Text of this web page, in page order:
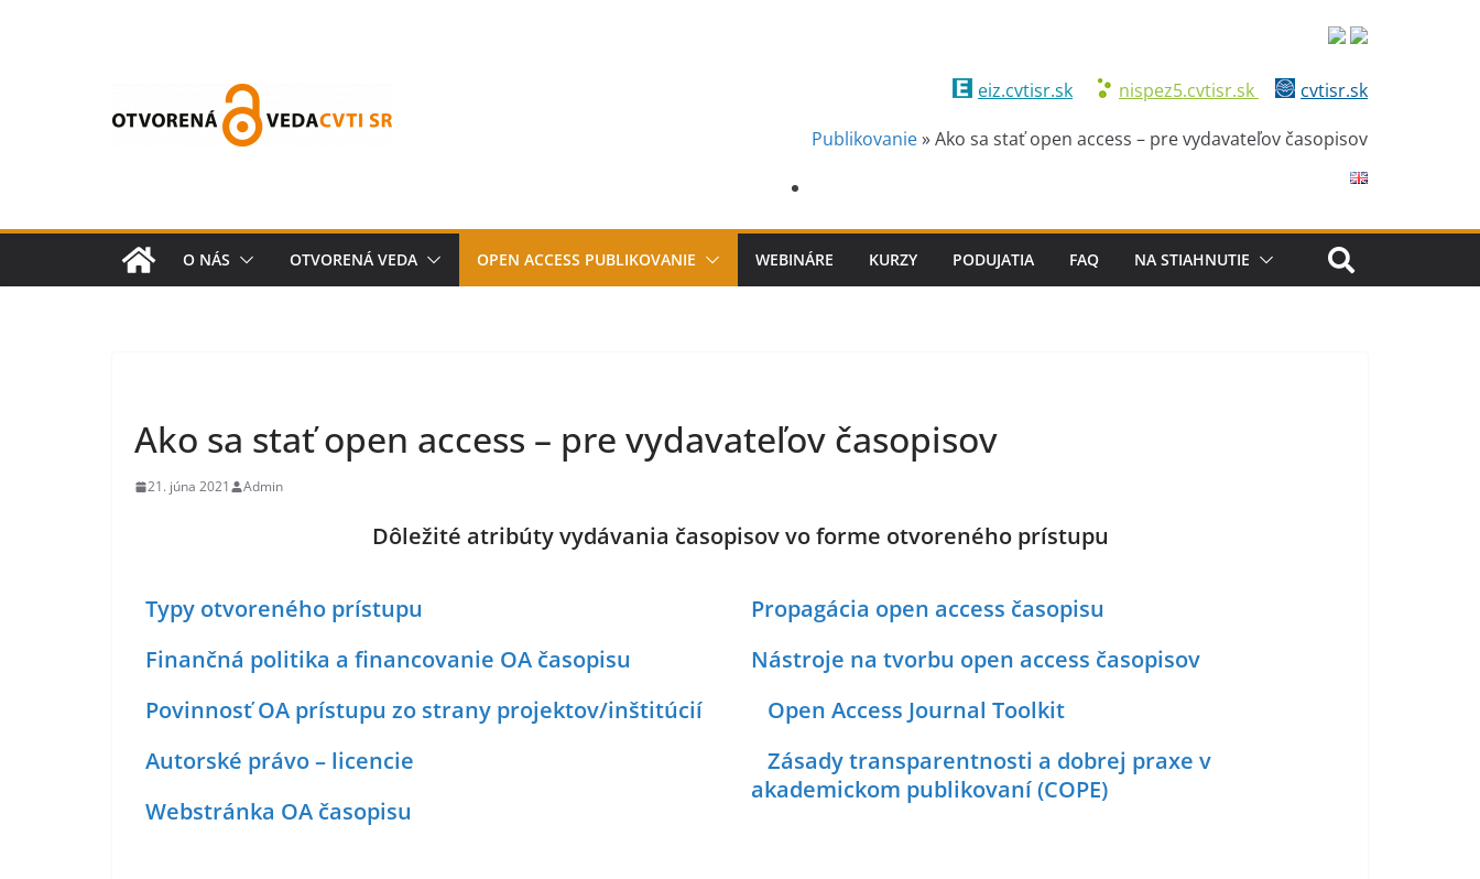
eiz.cvtisr.sk nispez5.cvtisr.sk
cvtisr.sk
Publikovanie»Ako sa stať open access – pre vydavateľov časopisov
O NÁS OTVORENÁ VEDA OPEN ACCESS PUBLIKOVANIE WEBINÁRE KURZY PODUJATIA FAQ NA STIAHNUTIE
Ako sa stať open access – pre vydavateľov časopisov
21. júna 2021 Admin
Dôležité atribúty vydávania časopisov vo forme otvoreného prístupu
Typy otvoreného prístupu
Finančná politika a financovanie OA časopisu
Povinnosť OA prístupu zo strany projektov/inštitúcií
Autorské právo – licencie
Webstránka OA časopisu
Propagácia open access časopisu
Nástroje na tvorbu open access časopisov
Open Access Journal Toolkit
Zásady transparentnosti a dobrej praxe v
akademickom publikovaní (COPE)